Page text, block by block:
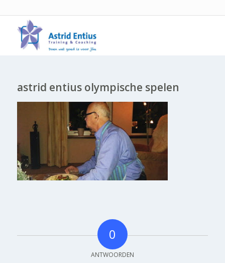
astrid entius olympische spelen
0
ANTWOORDEN